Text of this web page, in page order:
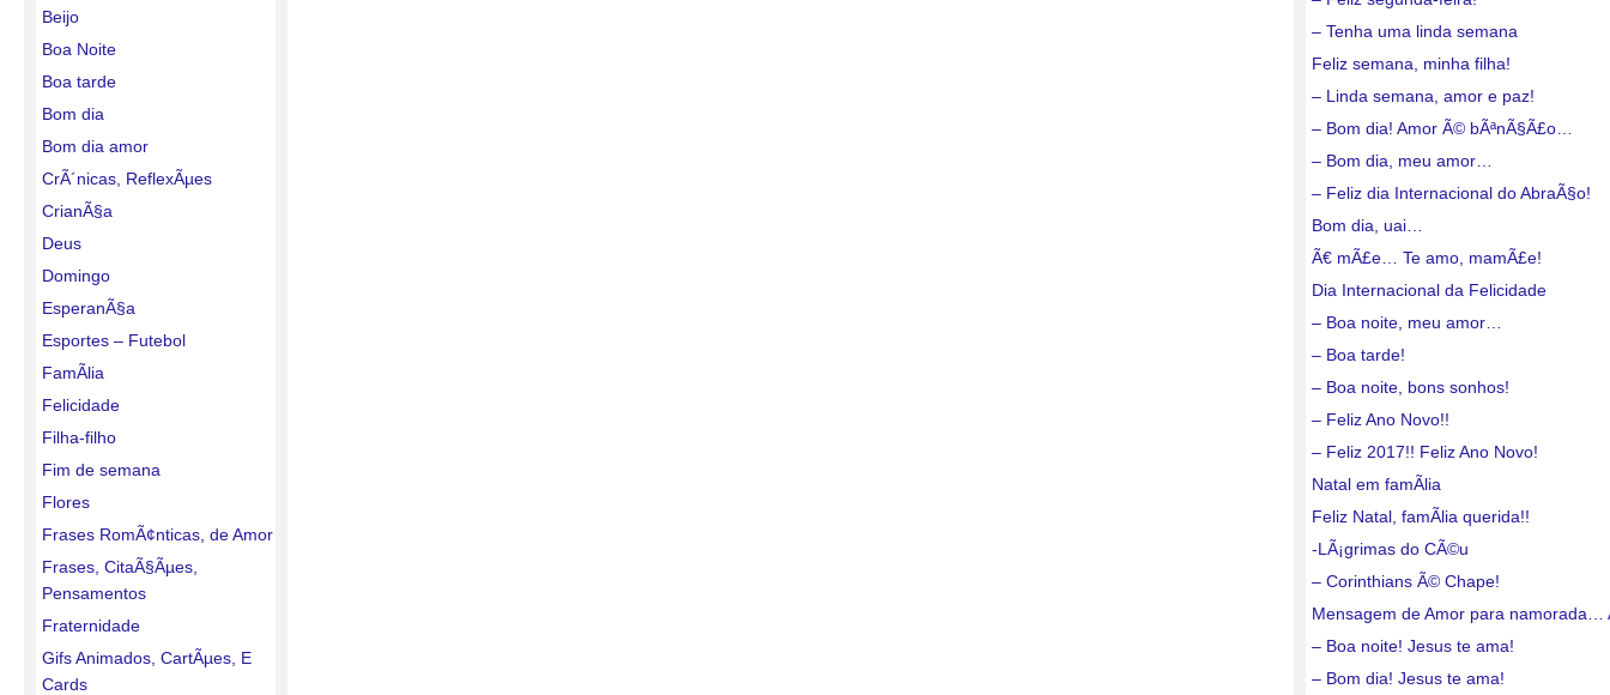
Beijo
Boa Noite
Boa tarde
Bom dia
Bom dia amor
CrÃ´nicas, ReflexÃµes
CrianÃ§a
Deus
Domingo
EsperanÃ§a
Esportes – Futebol
FamÃ­lia
Felicidade
Filha-filho
Fim de semana
Flores
Frases RomÃ¢nticas, de Amor
Frases, CitaÃ§Ãµes,
Pensamentos
Fraternidade
Gifs Animados, CartÃµes, E
Cards
– Tenha uma linda semana
Feliz semana, minha filha!
– Linda semana, amor e paz!
– Bom dia! Amor Ã© bÃªnÃ§Ã£o…
– Bom dia, meu amor…
– Feliz dia Internacional do AbraÃ§o!
Bom dia, uai…
Ã€ mÃ£e… Te amo, mamÃ£e!
Dia Internacional da Felicidade
– Boa noite, meu amor…
– Boa tarde!
– Boa noite, bons sonhos!
– Feliz Ano Novo!!
– Feliz 2017!! Feliz Ano Novo!
Natal em famÃ­lia
Feliz Natal, famÃ­lia querida!!
-LÃ¡grimas do CÃ©u
– Corinthians Ã© Chape!
Mensagem de Amor para namorada…
– Boa noite! Jesus te ama!
– Bom dia! Jesus te ama!